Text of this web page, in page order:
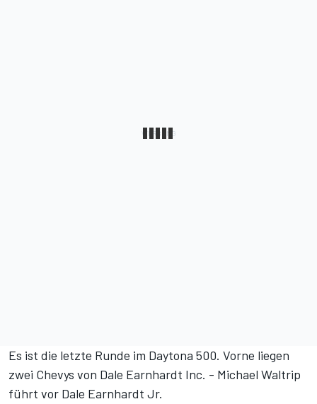
Es ist die letzte Runde im Daytona 500. Vorne liegen
zwei Chevys von Dale Earnhardt Inc. - Michael Waltrip
führt vor Dale Earnhardt Jr.